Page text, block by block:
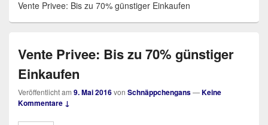
Vente Privee: Bis zu 70% günstiger Einkaufen
Vente Privee: Bis zu 70% günstiger
Einkaufen
Veröffentlicht am 9. Mai 2016von Schnäppchengans—Keine
Kommentare ↓